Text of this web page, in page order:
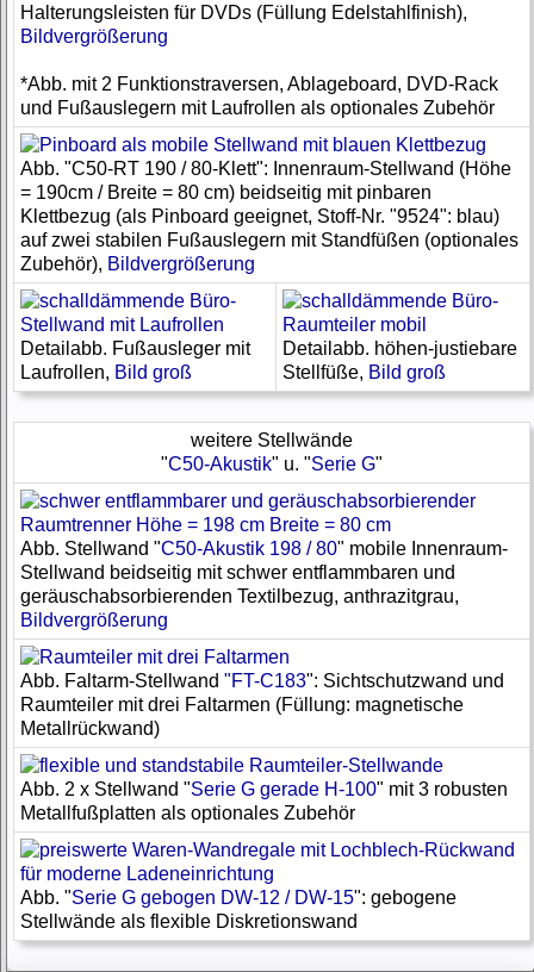
Halterungsleisten für DVDs (Füllung Edelstahlfinish),
Bildvergrößerung
*Abb. mit 2 Funktionstraversen, Ablageboard, DVD-Rack
und Fußauslegern mit Laufrollen als optionales Zubehör
Abb. "C50-RT 190 / 80-Klett": Innenraum-Stellwand (Höhe
= 190cm / Breite = 80 cm) beidseitig mit pinbaren
Klettbezug (als Pinboard geeignet, Stoff-Nr. "9524": blau)
auf zwei stabilen Fußauslegern mit Standfüßen (optionales
Zubehör), Bildvergrößerung
Detailabb. Fußausleger mit
Laufrollen, Bild groß
Detailabb. höhen-justiebare
Stellfüße, Bild groß
weitere Stellwände
"C50-Akustik" u. "Serie G"
Abb. Stellwand "C50-Akustik 198 / 80" mobile Innenraum-
Stellwand beidseitig mit schwer entflammbaren und
geräuschabsorbierenden Textilbezug, anthrazitgrau,
Bildvergrößerung
Abb. Faltarm-Stellwand"FT-C183": Sichtschutzwand und
Raumteiler mit drei Faltarmen (Füllung: magnetische
Metallrückwand)
Abb. 2 x Stellwand "Serie G gerade H-100" mit 3 robusten
Metallfußplatten als optionales Zubehör
Abb. "Serie G gebogen DW-12 / DW-15": gebogene
Stellwände als flexible Diskretionswand